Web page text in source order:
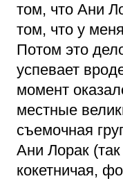
том, что Ани
том, что у
Потом это
успевает
момент
местные
съемочная
Ани Лорак
кокетничая,